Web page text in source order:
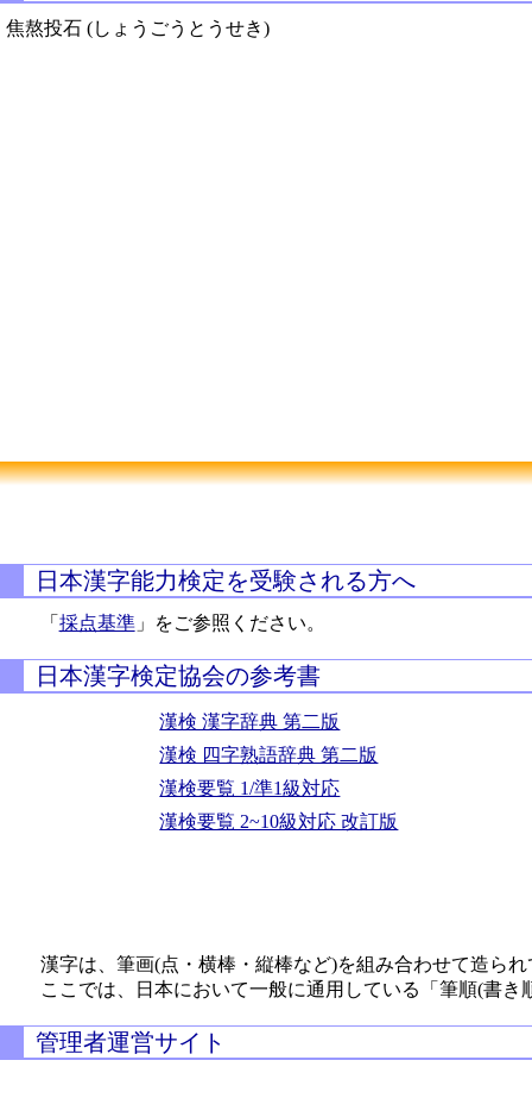
焦熬投石 (しょうごうとうせき)
日本漢字能力検定を受験される方へ
「 採点基準」をご参照ください。
日本漢字検定協会の参考書
漢検 漢字辞典 第二版
漢検 四字熟語辞典 第二版
漢検要覧 1/準1級対応
漢検要覧 2~10級対応 改訂版
漢字は、筆画(点・横棒・縦棒など)を組み合わせて造ら
ここでは、日本において一般に通用している「筆順(書
管理者運営サイト